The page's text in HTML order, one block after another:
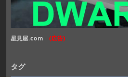
星見屋.com (広告)
タグ